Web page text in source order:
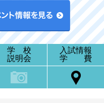
学 校
説明会
入試情報
学 費